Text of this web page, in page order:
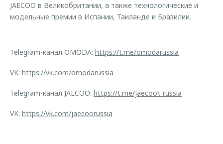
JAECOO в Великобритании, а также технологические и
модельные премии в Испании, Таиланде и Бразилии.
Telegram-канал OMODA: https://t.me/omodarussia
VK: https://vk.com/omodarussia
Telegram-канал JAECOO: https://t.me/jaecoo\_russia
VK: https://vk.com/jaecoorussia